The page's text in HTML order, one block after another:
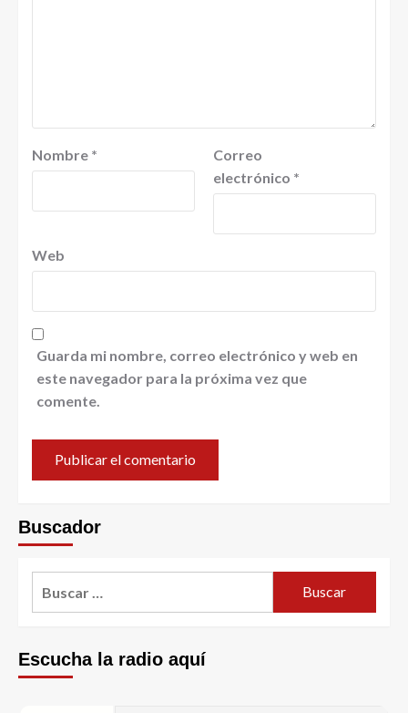
Nombre *
Correo
electrónico *
Web
Guarda mi nombre, correo electrónico y web en
este navegador para la próxima vez que
comente.
Buscador
Escucha la radio aquí